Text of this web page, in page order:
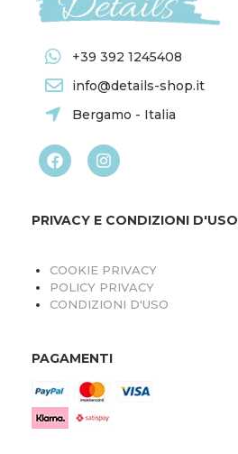
+39 392 1245408
info@details-shop.it
Bergamo - Italia
PRIVACY E CONDIZIONI D'USO
COOKIE PRIVACY
POLICY PRIVACY
CONDIZIONI D'USO
PAGAMENTI